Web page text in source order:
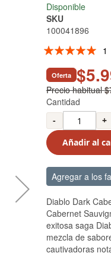
Disponible
SKU
100041896
Valoración:
1
Oferta
Precio habitual
Cantidad
-
+
Añadir al
Agregar a los
Diablo Dark
Cabernet
exitosa saga
mezcla de
cautivadoras